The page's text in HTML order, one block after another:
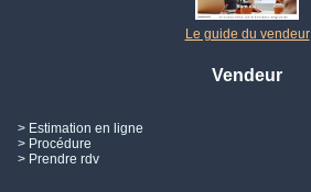
Le guide du vendeur
Vendeur
> Estimation en ligne
> Procédure
> Prendre rdv